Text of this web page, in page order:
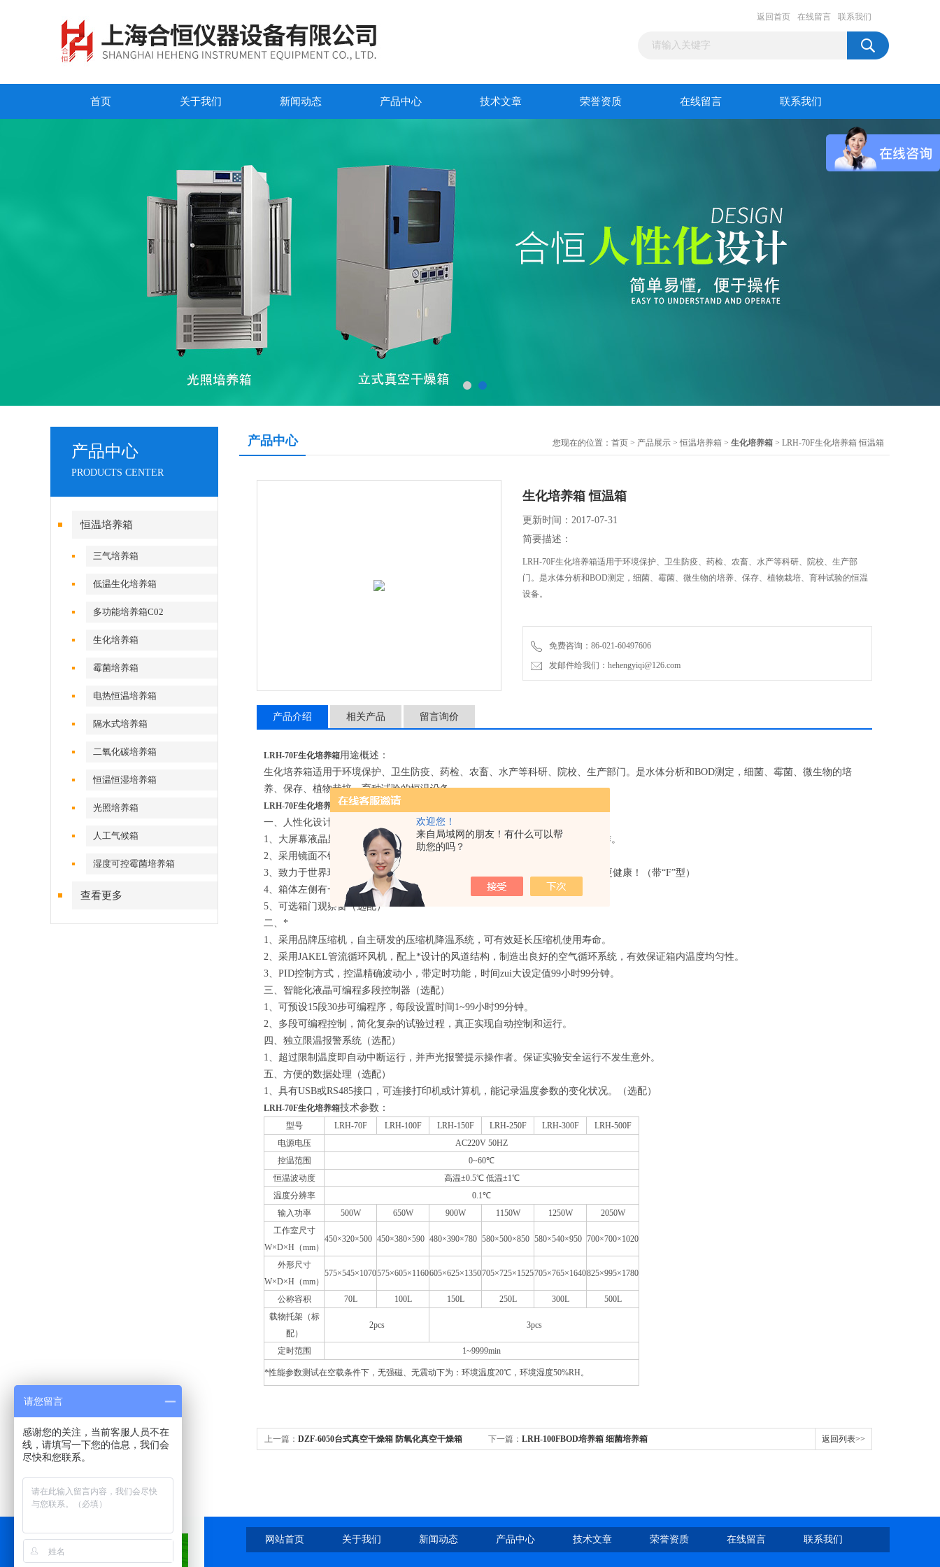
欢迎您！
来自局域网的朋友！有什么可以帮
助您的吗？
返回首页 在线留言 联系我们
首页 关于我们 新闻动态 产品中心 技术文章 荣誉资质 在线留言 联系我们
产品中心
PRODUCTS CENTER
恒温培养箱
三气培养箱
低温生化培养箱
多功能培养箱C02
生化培养箱
霉菌培养箱
电热恒温培养箱
隔水式培养箱
二氧化碳培养箱
恒温恒湿培养箱
光照培养箱
人工气候箱
湿度可控霉菌培养箱
查看更多
产品中心 您现在的位置： 首页 > 产品展示 >恒温培养箱 > 生化培养箱 > LRH-70F生化培养箱 恒温箱
生化培养箱 恒温箱
更新时间：2017-07-31
简要描述：
LRH-70F生化培养箱适用于环境保护、卫生防疫、药检、农畜、水产等科研、院校、生产部
门。是水体分析和BOD测定，细菌、霉菌、微生物的培养、保存、植物栽培、育种试验的恒温
设备。
免费咨询：86-021-60497606
发邮件给我们：hehengyiqi@126.com
产品介绍 相关产品 留言询价
LRH-70F生化培养箱用途概述：
生化培养箱适用于环境保护、卫生防疫、药检、农畜、水产等科研、院校、生产部门。是水体分析和BOD测定，细菌、霉菌、微生物的培
养、保存、植物栽培、育种试验的恒温设备。
LRH-70F生化培养箱产品特点：
一、人性化设计
1、大屏幕液晶显示，多组数据一屏显示，菜单式操作界面，简单易懂，便于操作。
2、采用镜面不锈钢内胆，四角半圆弧
3、 致力于世界环保健康倡议，使用 令环境更健康！ （带“F”型）
4、箱体左侧有一直径 25mm/50mm
的测试孔，便于实验操作与测量温度。（选配）
5、可选箱门观察窗（选配）
二、*
1、采用品牌压缩机，自主研发的压缩机降温系统，可有效延长压缩机使用寿命。
2、采用JAKEL管流循环风机，配上*设计的风道结构，制造出良好的空气循环系统，有效保证箱内温度均匀性。
3、PID控制方式，控温精确波动小，带定时功能，时间zui大设定值99小时99分钟。
三、智能化液晶可编程多段控制器（选配）
1、可预设15段30步可编程序，每段设置时间 1~99小时99分钟。
2、多段可编程控制，简化复杂的试验过程，真正实现自动控制和运行。
四 、独立限温报警系统（选配）
1、超过限制温度即自动中断运行，并声光报警提示操作者。保证实验安全运行不发生意外。
五、方便的数据处理（选配）
1、具有USB或RS485接口，可连接打印机或计算机，能记录温度参数的变化状况。（选配）
LRH-70F生化培养箱技术参数：
型号 LRH-70F LRH-100F LRH-150F LRH-250F LRH-300F
LRH-500F
电源电压
AC220V 50HZ
控温范围
0~60℃
恒温波动度
高温±0.5℃ 低温±1℃
温度分辨率
0.1℃
输入功率
500W 650W 900W 1150W 1250W
2050W
工作室尺寸
W×D×H（mm）
450×320×500 450×380×590 480×390×780 580×500×850 580×540×950 700×700×1020
外形尺寸
W×D×H（mm）
575×545×1070575×605×1160605×625×1350705×725×1525705×765×1640825×995×1780
公称容积 70L 100L 150L 250L 300L
500L
载物托架（标
配）
2pcs 3pcs
定时范围 1~9999min
*性能参数测试在空载条件下，无强磁、无震动下为：环境温度20℃，环境湿度50%RH。
上一篇： DZF-6050台式真空干燥箱 防氧化真空干燥箱 下一篇： LRH-100FBOD培养箱 细菌培养箱 返回列表>>
网站首页 关于我们 新闻动态 产品中心 技术文章 荣誉资质 在线留言 联系我们
请您留言
感谢您的关注，当前客服人员不在
线，请填写一下您的信息，我们会
尽快和您联系。